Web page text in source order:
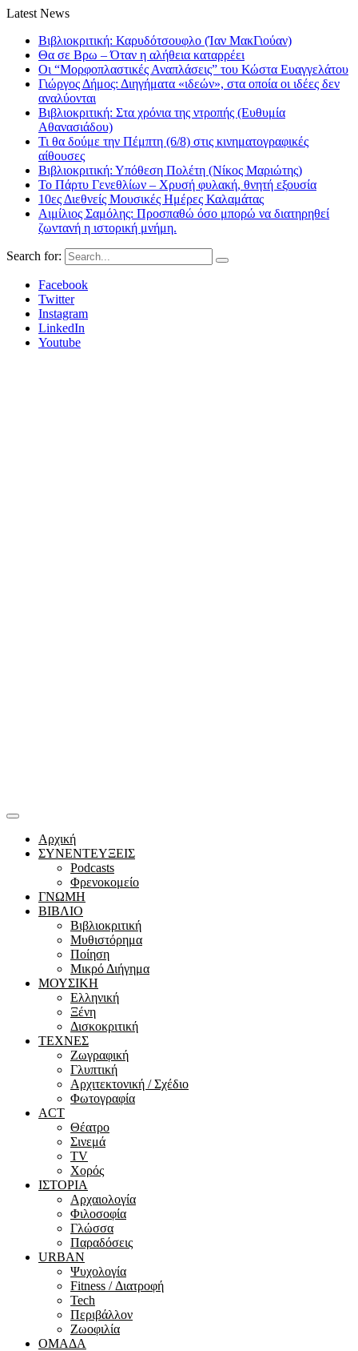
Latest News
Βιβλιοκριτική: Καρυδότσουφλο (Ίαν ΜακΓιούαν)
Θα σε Βρω – Όταν η αλήθεια καταρρέει
Οι “Μορφοπλαστικές Αναπλάσεις” του Κώστα Ευαγγελάτου
Γιώργος Δήμος: Διηγήματα «ιδεών», στα οποία οι ιδέες δεν
αναλύονται
Βιβλιοκριτική: Στα χρόνια της ντροπής (Ευθυμία
Αθανασιάδου)
Τι θα δούμε την Πέμπτη (6/8) στις κινηματογραφικές
αίθουσες
Βιβλιοκριτική: Υπόθεση Πολέτη (Νίκος Μαριώτης)
Το Πάρτυ Γενεθλίων – Χρυσή φυλακή, θνητή εξουσία
10ες Διεθνείς Μουσικές Ημέρες Καλαμάτας
Αιμίλιος Σαμόλης: Προσπαθώ όσο μπορώ να διατηρηθεί
ζωντανή η ιστορική μνήμη.
Search for:
Facebook
Twitter
Instagram
LinkedIn
Youtube
Αρχική
ΣΥΝΕΝΤΕΥΞΕΙΣ
Podcasts
Φρενοκομείο
ΓΝΩΜΗ
ΒΙΒΛΙΟ
Βιβλιοκριτική
Μυθιστόρημα
Ποίηση
Μικρό Διήγημα
ΜΟΥΣΙΚΗ
Ελληνική
Ξένη
Δισκοκριτική
ΤΕΧΝΕΣ
Ζωγραφική
Γλυπτική
Αρχιτεκτονική / Σχέδιο
Φωτογραφία
ACT
Θέατρο
Σινεμά
ΤV
Χορός
ΙΣΤΟΡΙΑ
Αρχαιολογία
Φιλοσοφία
Γλώσσα
Παραδόσεις
URBAN
Ψυχολογία
Fitness / Διατροφή
Tech
Περιβάλλον
Ζωοφιλία
ΟΜΑΔΑ